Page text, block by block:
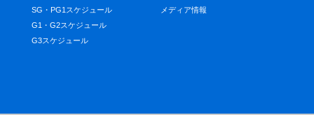
SG・PG1スケジュール
G1・G2スケジュール
G3スケジュール
メディア情報